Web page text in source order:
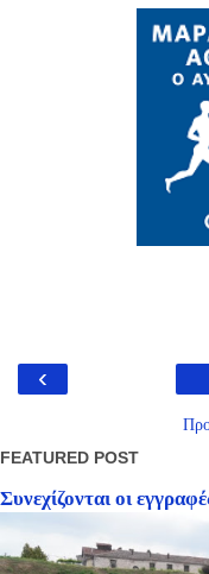
‹
FEATURED POST
Συνεχίζονται οι